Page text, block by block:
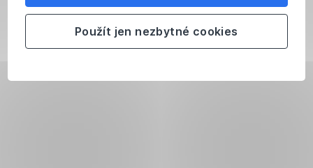
Použít jen nezbytné cookies